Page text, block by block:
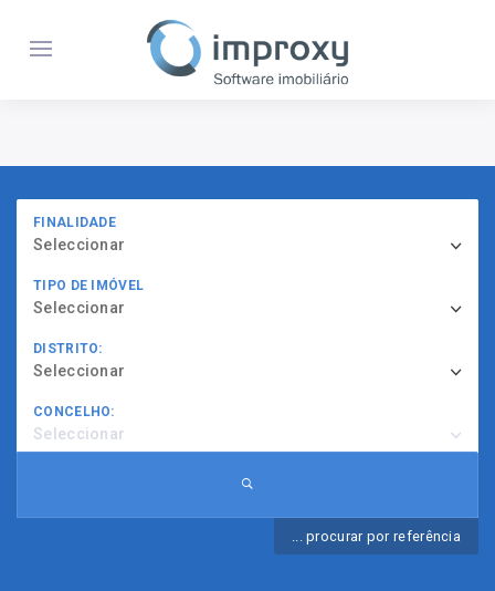
FINALIDADE
Seleccionar
TIPO DE IMÓVEL
Seleccionar
DISTRITO:
Seleccionar
CONCELHO:
Seleccionar
... procurar por referência